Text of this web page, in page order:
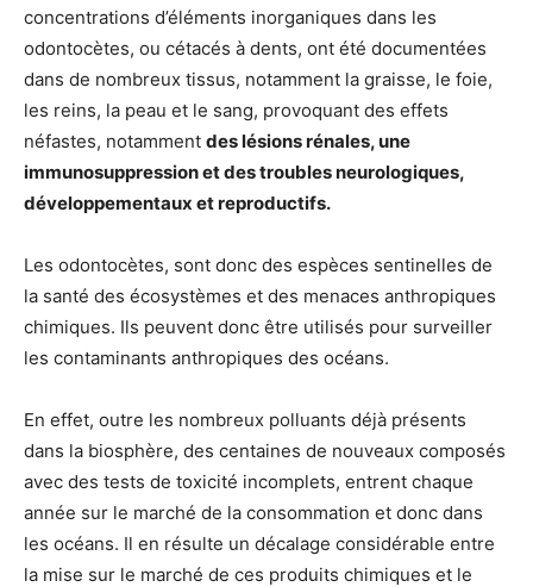
concentrations d’éléments inorganiques dans les
odontocètes, ou cétacés à dents, ont été documentées
dans de nombreux tissus, notamment la graisse, le foie,
les reins, la peau et le sang, provoquant des effets
néfastes, notamment des lésions rénales, une
immunosuppression et des troubles neurologiques,
développementaux et reproductifs.
Les odontocètes, sont donc des espèces sentinelles de
la santé des écosystèmes et des menaces anthropiques
chimiques. Ils peuvent donc être utilisés pour surveiller
les contaminants anthropiques des océans.
En effet, outre les nombreux polluants déjà présents
dans la biosphère, des centaines de nouveaux composés
avec des tests de toxicité incomplets, entrent chaque
année sur le marché de la consommation et donc dans
les océans. Il en résulte un décalage considérable entre
la mise sur le marché de ces produits chimiques et le